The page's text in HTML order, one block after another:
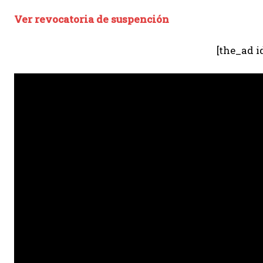
Ver revocatoria de suspención
[the_ad